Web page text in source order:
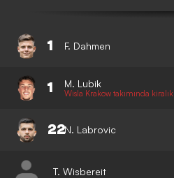
1 F. Dahmen
1 M. Lubik
Wisla Krakow takımında kiralık
22N. Labrovic
T. Wisbereit